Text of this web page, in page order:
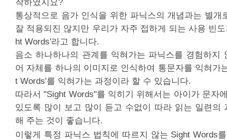
작하였지요?
통상적으로 음가 인식을 위한 파닉스의 개념과는 별개
잘 적용되진 않지만 우리가 자주 접하게 되는 사용 빈
ht Words'라고 합니다.
음소 하나하나의 관계를 익혀가는 파닉스를 경험하지
어 자체를 하나의 이미지로 인식하여 통문자를 익혀가
t Words'를 익혀가는 과정이라 할 수 있습니다.
따라서 "Sight Words"를 익히기 위해서는 아이가 문자
있도록 많이 보고 많이 듣고 수없이 따라 읽는 일련의
해 주는 것이 좋습니다.
이렇게 특정 파닉스 법칙에 따르지 않는 Sight Words